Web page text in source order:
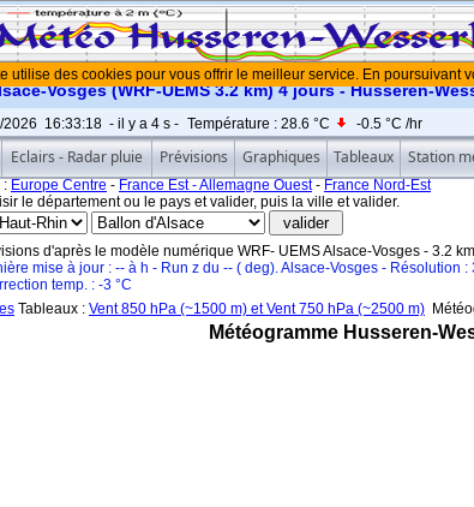
Vosges (WRF-UEMS 3.2 km) 4 jours - Husseren-
2026 16:33:18 - il y a5 s - Température :28.6 °C -0.5 °C /hr
Eclairs - Radar pluie Prévisions Graphiques Tableaux Station
: Europe Centre - France Est - Allemagne Ouest- France Nord-Est
le département ou le pays et valider, puis la ville et valider.
d'après le modèle numérique WRF- UEMS Alsace-Vosges - 3.2
mise à jour : -- à h - Run z du -- ( deg). Alsace-Vosges - Résolution
temp. : -3 °C
Tableaux : Vent 850 hPa (~1500 m) et Vent 750 hPa (~2500 m)
Météogramme Husseren-
utilise des cookies pour vous offrir le meilleur service. En poursuivant